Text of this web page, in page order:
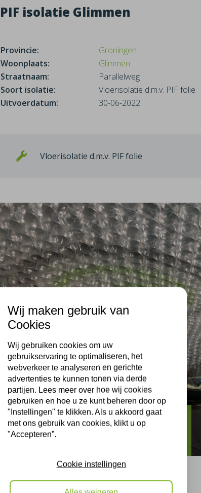
PIF isolatie Glimmen
Provincie:
Groningen
Woonplaats:
Glimmen
Straatnaam:
Parallelweg
Soort isolatie:
Vloerisolatie d.m.v. PIF folie
Uitvoerdatum:
30-06-2022
Vloerisolatie d.m.v. PIF folie
Glimmen
PIF isolatie Glimmen
Wij maken gebruik van
Cookies
Wij gebruiken cookies om uw
gebruikservaring te optimaliseren, het
webverkeer te analyseren en gerichte
advertenties te kunnen tonen via derde
partijen. Lees meer over hoe wij cookies
gebruiken en hoe u ze kunt beheren door op
"Instellingen" te klikken. Als u akkoord gaat
met ons gebruik van cookies, klikt u op
"Accepteren”.
Cookie instellingen